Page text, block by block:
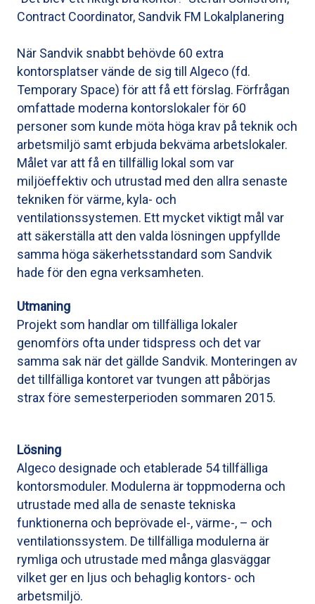
Contract Coordinator, Sandvik FM Lokalplanering
När Sandvik snabbt behövde 60 extra
kontorsplatser vände de sig till Algeco (fd.
Temporary Space) för att få ett förslag. Förfrågan
omfattade moderna kontorslokaler för 60
personer som kunde möta höga krav på teknik och
arbetsmiljö samt erbjuda bekväma arbetslokaler.
Målet var att få en tillfällig lokal som var
miljöeffektiv och utrustad med den allra senaste
tekniken för värme, kyla- och
ventilationssystemen. Ett mycket viktigt mål var
att säkerställa att den valda lösningen uppfyllde
samma höga säkerhetsstandard som Sandvik
hade för den egna verksamheten.
Utmaning
Projekt som handlar om tillfälliga lokaler
genomförs ofta under tidspress och det var
samma sak när det gällde Sandvik. Monteringen av
det tillfälliga kontoret var tvungen att påbörjas
strax före semesterperioden sommaren 2015.
Lösning
Algeco designade och etablerade 54 tillfälliga
kontorsmoduler. Modulerna är toppmoderna och
utrustade med alla de senaste tekniska
funktionerna och beprövade el-, värme-, – och
ventilationssystem. De tillfälliga modulerna är
rymliga och utrustade med många glasväggar
vilket ger en ljus och behaglig kontors- och
arbetsmiljö.